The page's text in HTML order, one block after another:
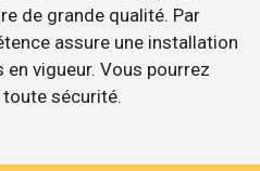
de grande qualité. Par
assure une installation
vigueur. Vous pourrez
toute sécurité.